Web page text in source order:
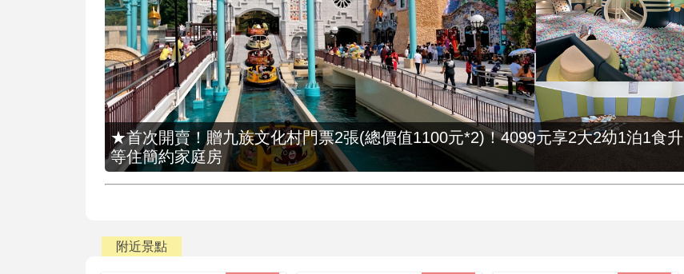
★首次開賣！贈九族文化村門票2張(總價值1100元*2)！4099元享2大2幼1泊1食升
等住簡約家庭房
附近景點